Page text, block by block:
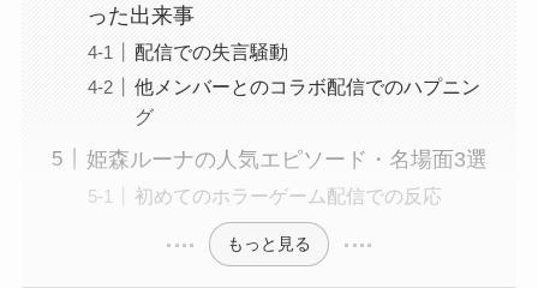
った出来事
配信での失言騒動
他メンバーとのコラボ配信でのハプニン
グ
姫森ルーナの人気エピソード・名場面3選
初めてのホラーゲーム配信での反応
もっと見る